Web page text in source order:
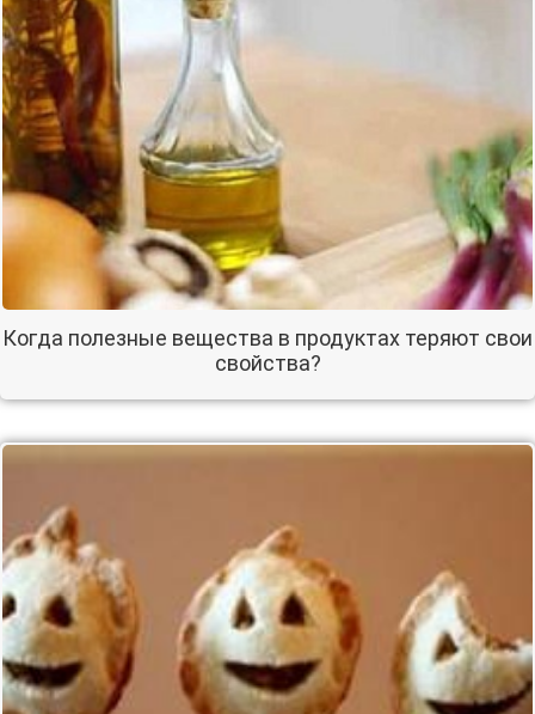
Когда полезные вещества в продуктах теряют свои
свойства?